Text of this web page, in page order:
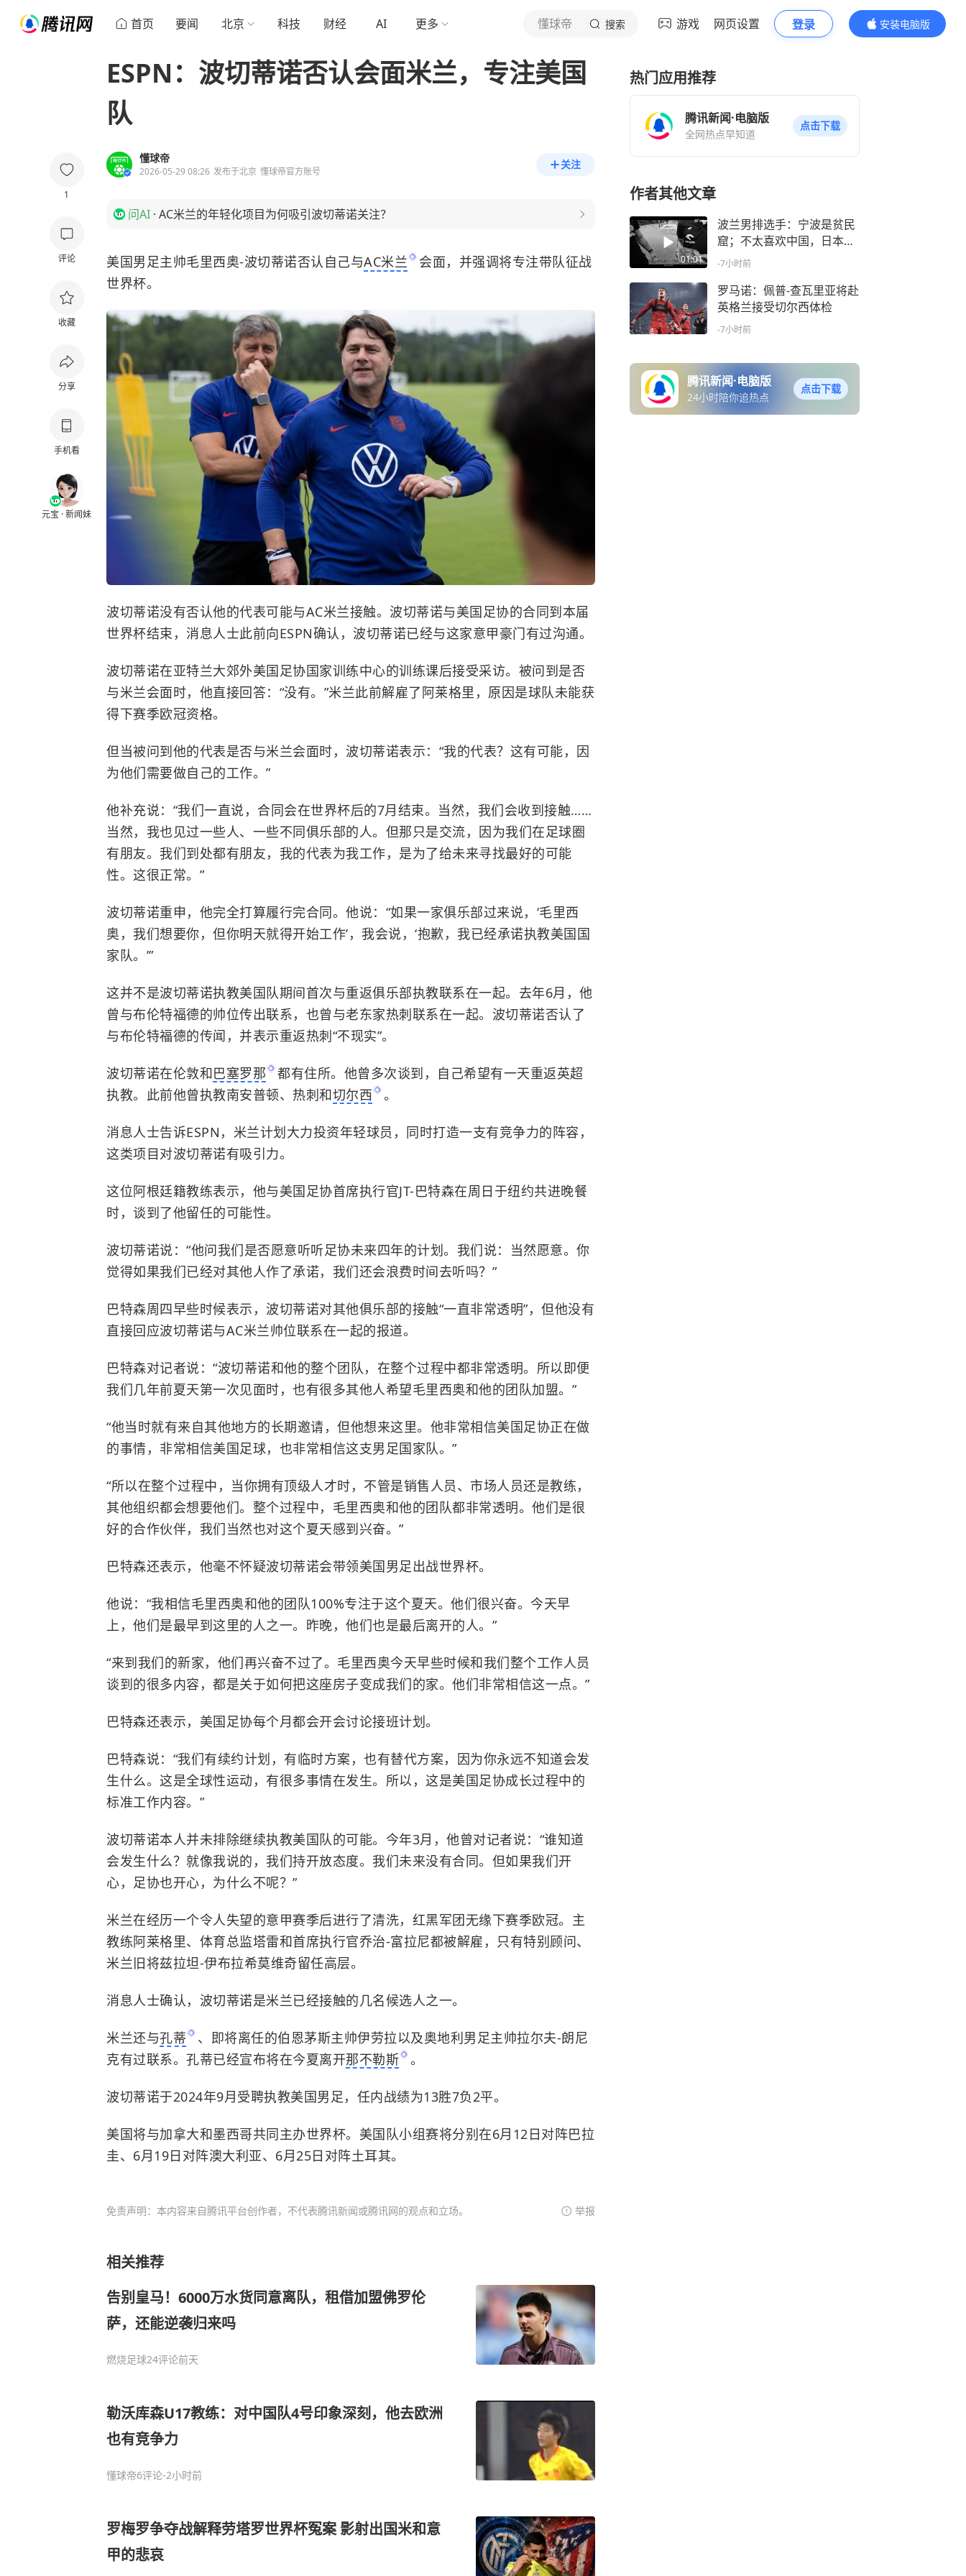
首页 要闻 北京 科技 财经 AI 更多 懂球帝 搜索 游戏 网页设置 登录
安装电脑版
内容更精彩
1
评论
收藏
分享
手机看
元宝 · 新闻妹
ESPN：波切蒂诺否认会面米兰，专注美国
队
懂球帝
2026-05-29 08:26 发布于北京 懂球帝官方账号
关注
问AI · AC米兰的年轻化项目为何吸引波切蒂诺关注？
美国男足主帅毛里西奥-波切蒂诺否认自己与AC米兰
会面，并强调将专注带队征战
世界杯。
波切蒂诺没有否认他的代表可能与AC米兰接触。波切蒂诺与美国足协的合同到本届
世界杯结束，消息人士此前向ESPN确认，波切蒂诺已经与这家意甲豪门有过沟通。
波切蒂诺在亚特兰大郊外美国足协国家训练中心的训练课后接受采访。被问到是否
与米兰会面时，他直接回答：“没有。”米兰此前解雇了阿莱格里，原因是球队未能获
得下赛季欧冠资格。
但当被问到他的代表是否与米兰会面时，波切蒂诺表示：“我的代表？这有可能，因
为他们需要做自己的工作。”
他补充说：“我们一直说，合同会在世界杯后的7月结束。当然，我们会收到接触……
当然，我也见过一些人、一些不同俱乐部的人。但那只是交流，因为我们在足球圈
有朋友。我们到处都有朋友，我的代表为我工作，是为了给未来寻找最好的可能
性。这很正常。”
波切蒂诺重申，他完全打算履行完合同。他说：“如果一家俱乐部过来说，‘毛里西
奥，我们想要你，但你明天就得开始工作’，我会说，‘抱歉，我已经承诺执教美国国
家队。’”
这并不是波切蒂诺执教美国队期间首次与重返俱乐部执教联系在一起。去年6月，他
曾与布伦特福德的帅位传出联系，也曾与老东家热刺联系在一起。波切蒂诺否认了
与布伦特福德的传闻，并表示重返热刺“不现实”。
波切蒂诺在伦敦和巴塞罗那
都有住所。他曾多次谈到，自己希望有一天重返英超
执教。此前他曾执教南安普顿、热刺和切尔西 。
消息人士告诉ESPN，米兰计划大力投资年轻球员，同时打造一支有竞争力的阵容，
这类项目对波切蒂诺有吸引力。
这位阿根廷籍教练表示，他与美国足协首席执行官JT-巴特森在周日于纽约共进晚餐
时，谈到了他留任的可能性。
波切蒂诺说：“他问我们是否愿意听听足协未来四年的计划。我们说：当然愿意。你
觉得如果我们已经对其他人作了承诺，我们还会浪费时间去听吗？”
巴特森周四早些时候表示，波切蒂诺对其他俱乐部的接触“一直非常透明”，但他没有
直接回应波切蒂诺与AC米兰帅位联系在一起的报道。
巴特森对记者说：“波切蒂诺和他的整个团队，在整个过程中都非常透明。所以即便
我们几年前夏天第一次见面时，也有很多其他人希望毛里西奥和他的团队加盟。”
“他当时就有来自其他地方的长期邀请，但他想来这里。他非常相信美国足协正在做
的事情，非常相信美国足球，也非常相信这支男足国家队。”
“所以在整个过程中，当你拥有顶级人才时，不管是销售人员、市场人员还是教练，
其他组织都会想要他们。整个过程中，毛里西奥和他的团队都非常透明。他们是很
好的合作伙伴，我们当然也对这个夏天感到兴奋。”
巴特森还表示，他毫不怀疑波切蒂诺会带领美国男足出战世界杯。
他说：“我相信毛里西奥和他的团队100%专注于这个夏天。他们很兴奋。今天早
上，他们是最早到这里的人之一。昨晚，他们也是最后离开的人。”
“来到我们的新家，他们再兴奋不过了。毛里西奥今天早些时候和我们整个工作人员
谈到的很多内容，都是关于如何把这座房子变成我们的家。他们非常相信这一点。”
巴特森还表示，美国足协每个月都会开会讨论接班计划。
巴特森说：“我们有续约计划，有临时方案，也有替代方案，因为你永远不知道会发
生什么。这是全球性运动，有很多事情在发生。所以，这是美国足协成长过程中的
标准工作内容。”
波切蒂诺本人并未排除继续执教美国队的可能。今年3月，他曾对记者说：“谁知道
会发生什么？就像我说的，我们持开放态度。我们未来没有合同。但如果我们开
心，足协也开心，为什么不呢？”
米兰在经历一个令人失望的意甲赛季后进行了清洗，红黑军团无缘下赛季欧冠。主
教练阿莱格里、体育总监塔雷和首席执行官乔治-富拉尼都被解雇，只有特别顾问、
米兰旧将兹拉坦-伊布拉希莫维奇留任高层。
消息人士确认，波切蒂诺是米兰已经接触的几名候选人之一。
米兰还与孔蒂
、即将离任的伯恩茅斯主帅伊劳拉以及奥地利男足主帅拉尔夫-朗尼
克有过联系。孔蒂已经宣布将在今夏离开那不勒斯 。
波切蒂诺于2024年9月受聘执教美国男足，任内战绩为13胜7负2平。
美国将与加拿大和墨西哥共同主办世界杯。美国队小组赛将分别在6月12日对阵巴拉
圭、6月19日对阵澳大利亚、6月25日对阵土耳其。
免责声明：本内容来自腾讯平台创作者，不代表腾讯新闻或腾讯网的观点和立场。 举报
相关推荐
告别皇马！6000万水货同意离队，租借加盟佛罗伦
萨，还能逆袭归来吗
燃烧足球24评论前天
勒沃库森U17教练：对中国队4号印象深刻，他去欧洲
也有竞争力
懂球帝6评论-2小时前
罗梅罗争夺战解释劳塔罗世界杯冤案 影射出国米和意
甲的悲哀
热门应用推荐
腾讯新闻·电脑版
全网热点早知道
点击下载
作者其他文章
01:01
波兰男排选手：宁波是贫民
窟；不太喜欢中国，日本挺
酷的
-7小时前
罗马诺：佩普-查瓦里亚将赴
英格兰接受切尔西体检
-7小时前
腾讯新闻·电脑版
24小时陪你追热点
点击下载